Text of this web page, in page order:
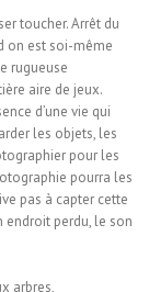
toucher. Arrêt du
on est soi-même
rugueuse
aire de jeux.
d’une vie qui
les objets, les
pour les
pourra les
pas à capter cette
endroit perdu, le son
arbres,